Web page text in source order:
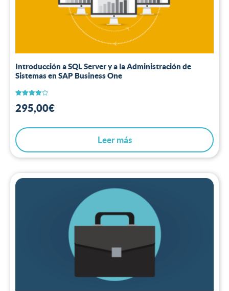
Introducción a SQL Server y a la Administración de
Sistemas en SAP Business One
con
4.00
295,00€
Leer más